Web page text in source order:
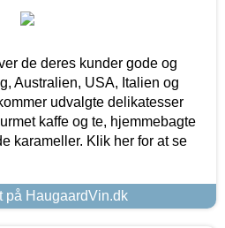
de deres kunder gode og
Australien, USA, Italien og
udvalgte delikatesser
kaffe og te, hjemmebagte
karameller. Klik her for at se
på HaugaardVin.dk